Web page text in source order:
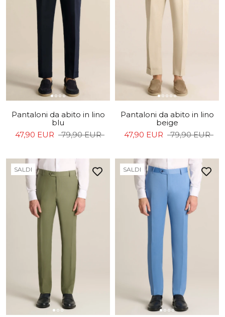
Pantaloni da abito in lino
blu
47,90 EUR
79,90 EUR
Pantaloni da abito in lino
beige
47,90 EUR
79,90 EUR
SALDI SALDI